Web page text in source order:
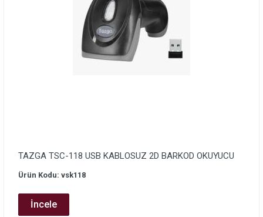
TAZGA TSC-118 USB KABLOSUZ 2D BARKOD OKUYUCU
Ürün Kodu: vsk118
İncele